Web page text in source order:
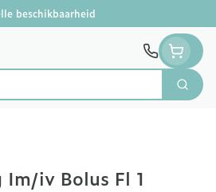
beschikbaarheid
Zoek
Im/iv Bolus Fl 1